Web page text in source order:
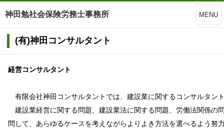
神田勉社会保険労務士事務所 MENU
(有)神田コンサルタント
経営コンサルタント
有限会社神田コンサルタントでは、建設業に関するコンサルタン
建設業経営に関する問題、建設業法に関する問題、労働法関係の
問して、あらゆるケースを考えながらよりよき方法を選べるよう努